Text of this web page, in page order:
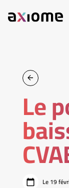
Le
Le 19